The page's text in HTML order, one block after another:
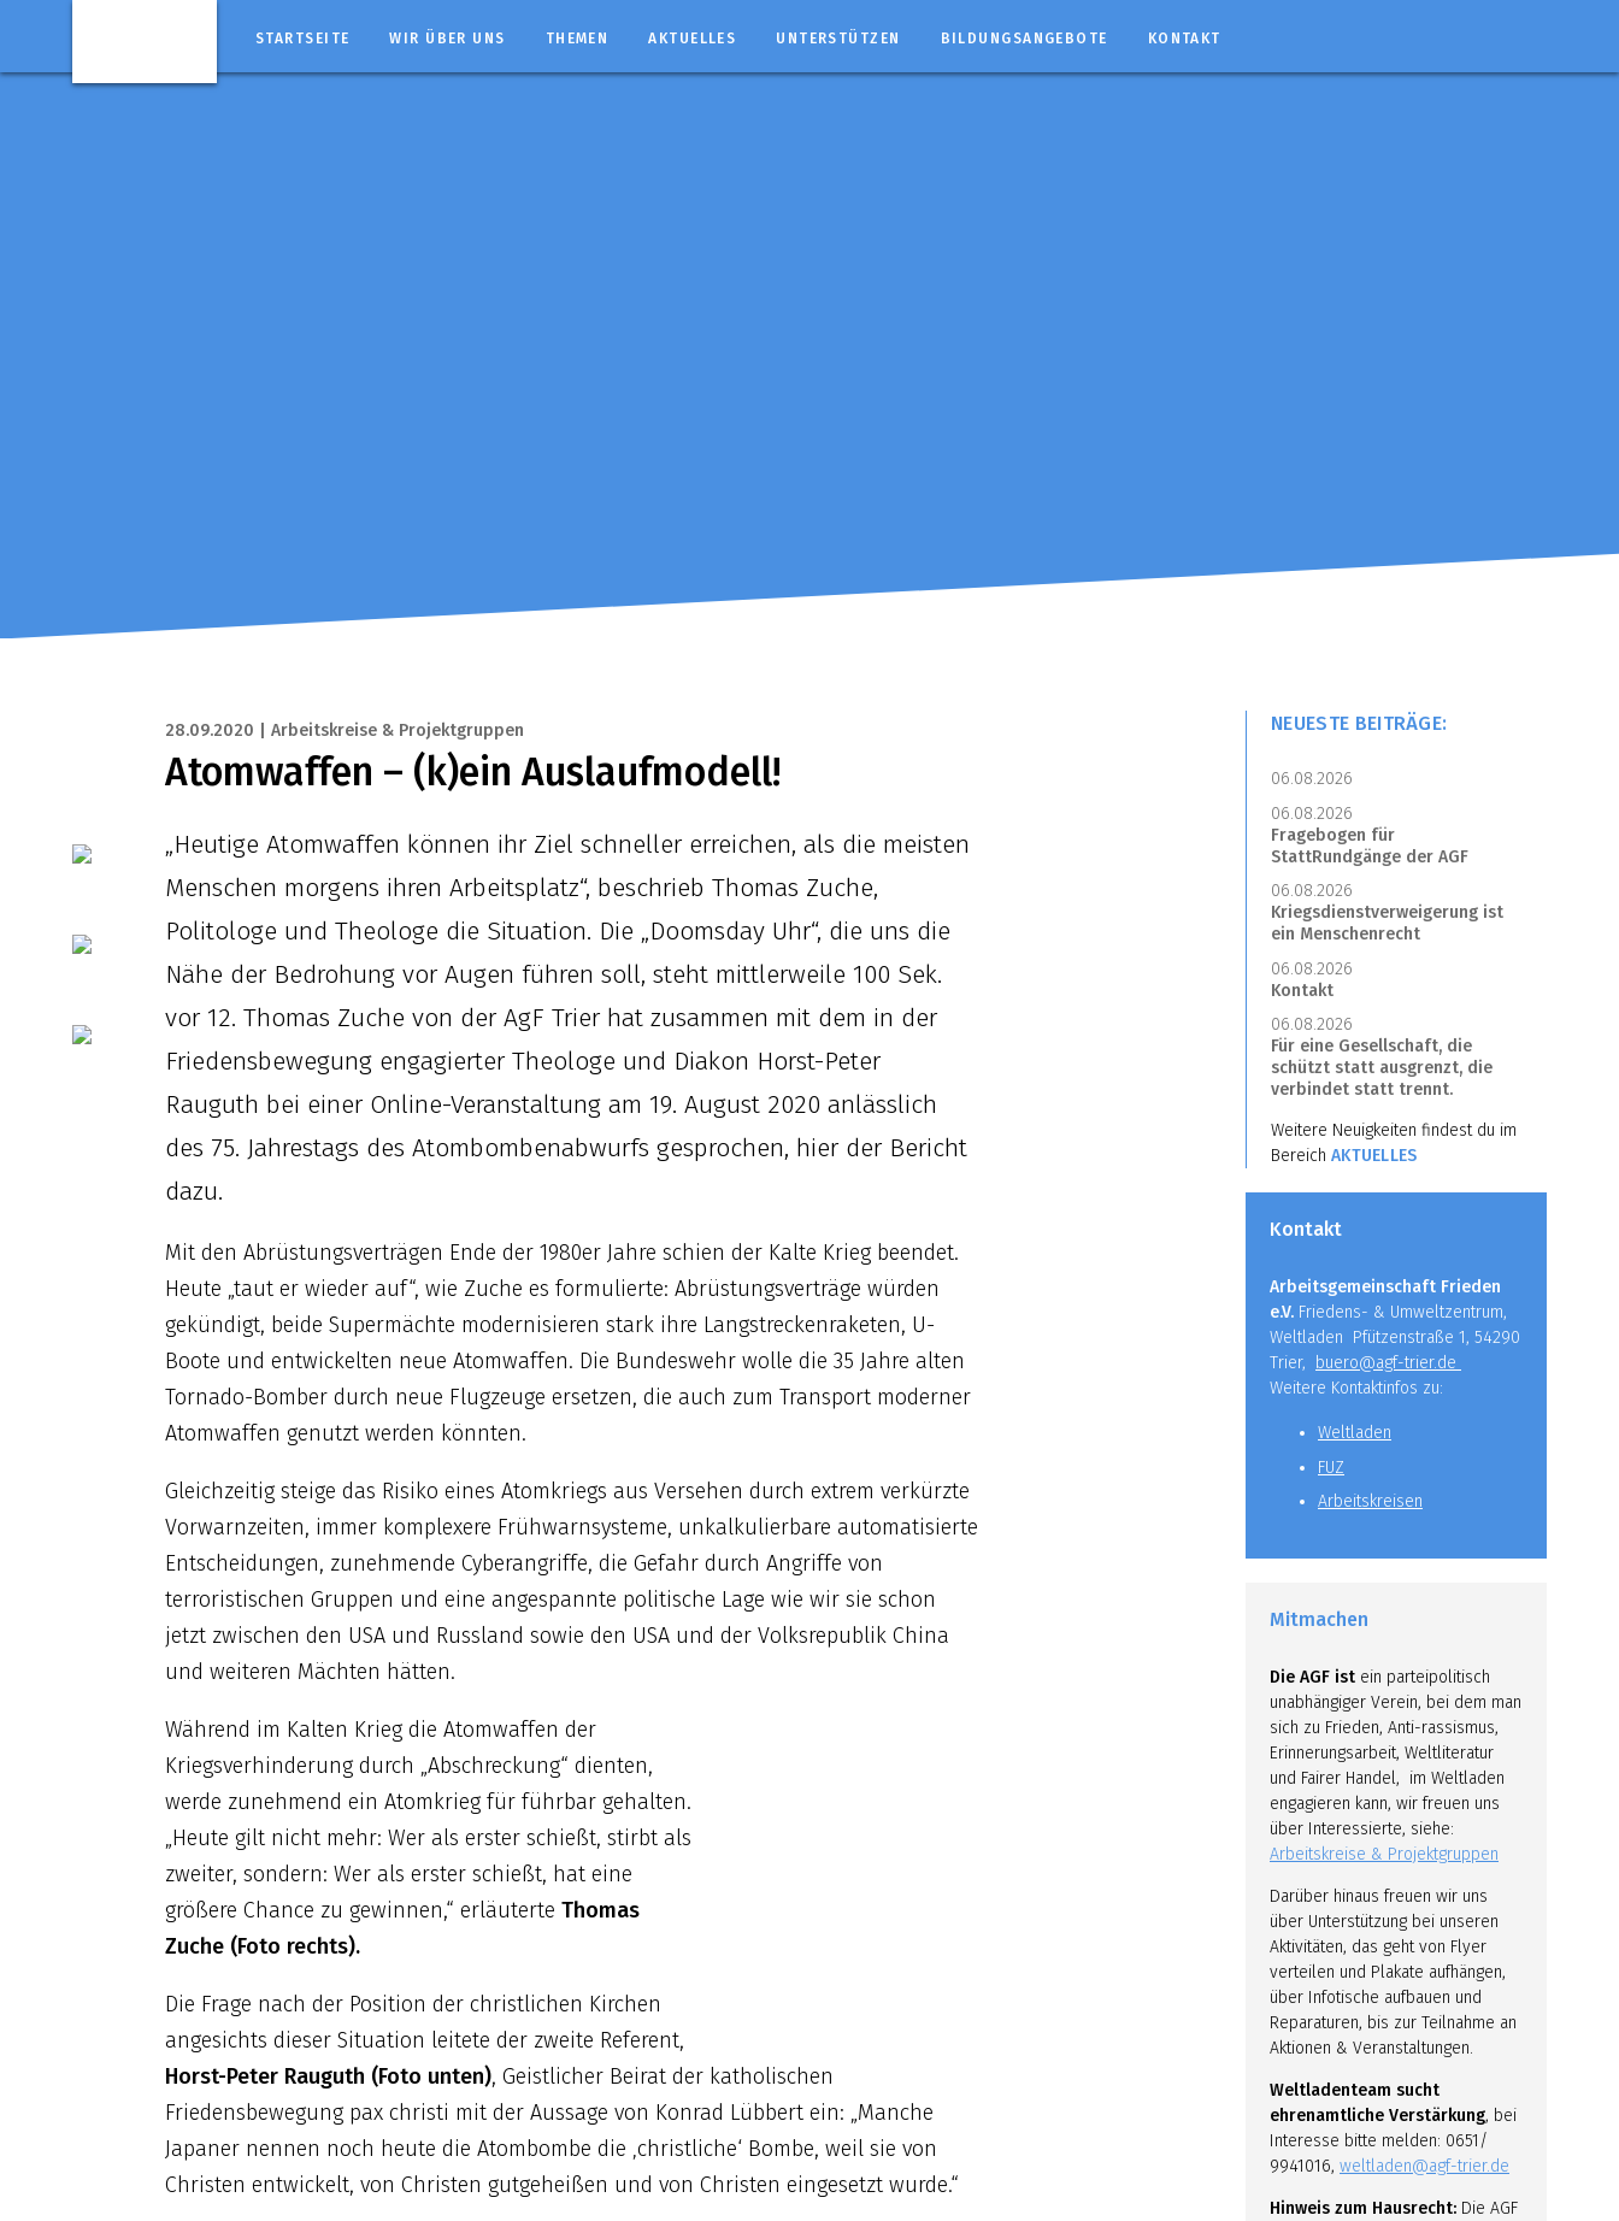
STARTSEITE WIR ÜBER UNS THEMEN AKTUELLES UNTERSTÜTZEN BILDUNGSANGEBOTE KONTAKT
28.09.2020 | Arbeitskreise & Projektgruppen
Atomwaffen – (k)ein Auslaufmodell!
„Heutige Atomwaffen können ihr Ziel schneller erreichen, als die meisten
Menschen morgens ihren Arbeitsplatz“, beschrieb Thomas Zuche,
Politologe und Theologe die Situation. Die „Doomsday Uhr“, die uns die
Nähe der Bedrohung vor Augen führen soll, steht mittlerweile 100 Sek.
vor 12. Thomas Zuche von der AgF Trier hat zusammen mit dem in der
Friedensbewegung engagierter Theologe und Diakon Horst-Peter
Rauguth bei einer Online-Veranstaltung am 19. August 2020 anlässlich
des 75. Jahrestags des Atombombenabwurfs gesprochen, hier der Bericht
dazu.
Mit den Abrüstungsverträgen Ende der 1980er Jahre schien der Kalte Krieg beendet.
Heute „taut er wieder auf“, wie Zuche es formulierte: Abrüstungsverträge würden
gekündigt, beide Supermächte modernisieren stark ihre Langstreckenraketen, U-
Boote und entwickelten neue Atomwaffen. Die Bundeswehr wolle die 35 Jahre alten
Tornado-Bomber durch neue Flugzeuge ersetzen, die auch zum Transport moderner
Atomwaffen genutzt werden könnten.
Gleichzeitig steige das Risiko eines Atomkriegs aus Versehen durch extrem verkürzte
Vorwarnzeiten, immer komplexere Frühwarnsysteme, unkalkulierbare automatisierte
Entscheidungen, zunehmende Cyberangriffe, die Gefahr durch Angriffe von
terroristischen Gruppen und eine angespannte politische Lage wie wir sie schon
jetzt zwischen den USA und Russland sowie den USA und der Volksrepublik China
und weiteren Mächten hätten.
Während im Kalten Krieg die Atomwaffen der
Kriegsverhinderung durch „Abschreckung“ dienten,
werde zunehmend ein Atomkrieg für führbar gehalten.
„Heute gilt nicht mehr: Wer als erster schießt, stirbt als
zweiter, sondern: Wer als erster schießt, hat eine
größere Chance zu gewinnen,“ erläuterte Thomas
Zuche (Foto rechts).
Die Frage nach der Position der christlichen Kirchen
angesichts dieser Situation leitete der zweite Referent,
Horst-Peter Rauguth (Foto unten), Geistlicher Beirat der katholischen
Friedensbewegung pax christi mit der Aussage von Konrad Lübbert ein: „Manche
Japaner nennen noch heute die Atombombe die ‚christliche‘ Bombe, weil sie von
Christen entwickelt, von Christen gutgeheißen und von Christen eingesetzt wurde.“
NEUESTE BEITRÄGE:
06.08.2026
06.08.2026
Fragebogen für
StattRundgänge der AGF
06.08.2026
Kriegsdienstverweigerung ist
ein Menschenrecht
06.08.2026
Kontakt
06.08.2026
Für eine Gesellschaft, die
schützt statt ausgrenzt, die
verbindet statt trennt.
Weitere Neuigkeiten findest du im
Bereich AKTUELLES
Kontakt
Arbeitsgemeinschaft Frieden
e.V. Friedens- & Umweltzentrum,
Weltladen Pfützenstraße 1, 54290
Trier,
buero@agf-trier.de
Weitere Kontaktinfos zu:
Weltladen
FUZ
Arbeitskreisen
Mitmachen
Die AGF ist ein parteipolitisch
unabhängiger Verein, bei dem man
sich zu Frieden, Anti-rassismus,
Erinnerungsarbeit, Weltliteratur
und Fairer Handel, im Weltladen
engagieren kann, wir freuen uns
über Interessierte, siehe:
Arbeitskreise & Projektgruppen
Darüber hinaus freuen wir uns
über Unterstützung bei unseren
Aktivitäten, das geht von Flyer
verteilen und Plakate aufhängen,
über Infotische aufbauen und
Reparaturen, bis zur Teilnahme an
Aktionen & Veranstaltungen.
Weltladenteam sucht
ehrenamtliche Verstärkung, bei
Interesse bitte melden: 0651/
9941016, weltladen@agf-trier.de
Hinweis zum Hausrecht: Die AGF